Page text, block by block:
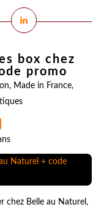
box chez
promo
, Made in France,
chez Belle au Naturel,